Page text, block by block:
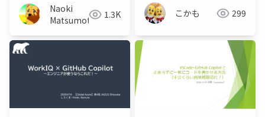
Naoki
Matsumoto
1.3K こかも 299